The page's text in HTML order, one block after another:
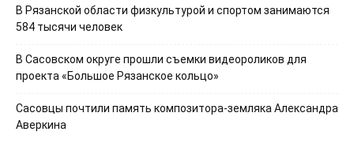
В Рязанской области физкультурой и спортом занимаются
584 тысячи человек
В Сасовском округе прошли съемки видеороликов для
проекта «Большое Рязанское кольцо»
Сасовцы почтили память композитора-земляка Александра
Аверкина